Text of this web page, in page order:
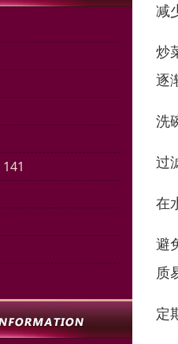
141
减
炒
逐
洗
过
在
避
质
定